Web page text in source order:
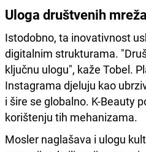
Uloga društvenih mreža
Istodobno, ta inovativnost
digitalnim strukturama.
ključnu ulogu", kaže Tobel.
Instagrama djeluju kao
i šire se globalno. K-Beauty
korištenju tih mehanizama.
Mosler naglašava i ulogu